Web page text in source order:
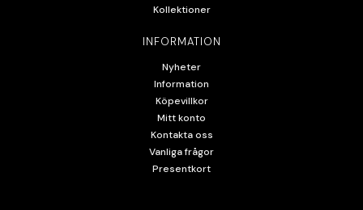
Kollektioner
INFORMATION
Nyheter
Information
Köpevillkor
Mitt konto
Kontakta oss
Vanliga frågor
Presentkort